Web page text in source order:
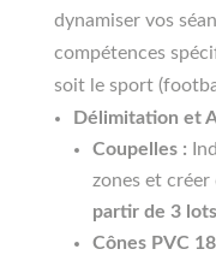
dynamiser vos
compétences
soit le sport
Délimitation et
Coupelles :
zones et créer
partir de 3 lots
Cônes PVC